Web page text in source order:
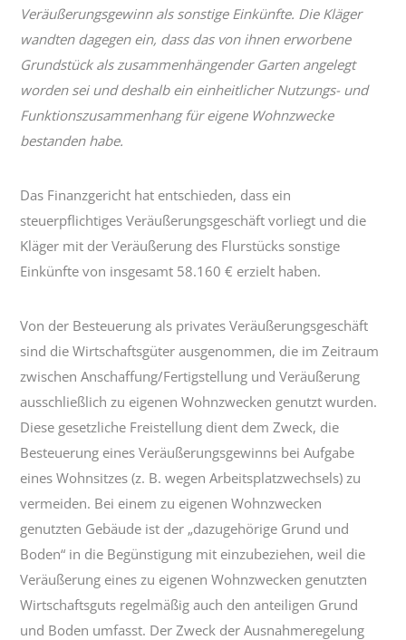
Veräußerungsgewinn als sonstige Einkünfte. Die Kläger
wandten dagegen ein, dass das von ihnen erworbene
Grundstück als zusammenhängender Garten angelegt
worden sei und deshalb ein einheitlicher Nutzungs- und
Funktionszusammenhang für eigene Wohnzwecke
bestanden habe.
Das Finanzgericht hat entschieden, dass ein
steuerpflichtiges Veräußerungsgeschäft vorliegt und die
Kläger mit der Veräußerung des Flurstücks sonstige
Einkünfte von insgesamt 58.160 € erzielt haben.
Von der Besteuerung als privates Veräußerungsgeschäft
sind die Wirtschaftsgüter ausgenommen, die im Zeitraum
zwischen Anschaffung/Fertigstellung und Veräußerung
ausschließlich zu eigenen Wohnzwecken genutzt wurden.
Diese gesetzliche Freistellung dient dem Zweck, die
Besteuerung eines Veräußerungsgewinns bei Aufgabe
eines Wohnsitzes (z. B. wegen Arbeitsplatzwechsels) zu
vermeiden. Bei einem zu eigenen Wohnzwecken
genutzten Gebäude ist der „dazugehörige Grund und
Boden“ in die Begünstigung mit einzubeziehen, weil die
Veräußerung eines zu eigenen Wohnzwecken genutzten
Wirtschaftsguts regelmäßig auch den anteiligen Grund
und Boden umfasst. Der Zweck der Ausnahmeregelung